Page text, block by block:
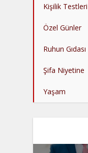
Kişilik Testleri
Özel Günler
Ruhun Gıdası
Şifa Niyetine
Yaşam